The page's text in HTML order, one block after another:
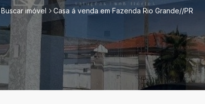
Buscar imóvel Casa á venda em Fazenda Rio Grande//PR